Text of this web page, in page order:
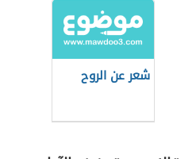
شعر عن الروح